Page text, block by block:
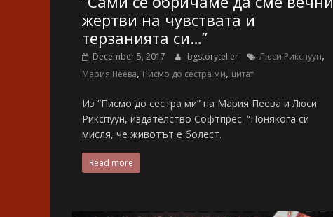
жертви на чувствата и
терзанията си…”
December 5, 2017 bgstoryteller Люси Рикспуун,
Мария Пеева, Писмо до сестра ми, цитат
Из “Писмо до сестра ми” на Мария Пеева и Люси
Рикспуун, издателство Софтпрес. “Понякога си
мисля, че животът е болест.
Read more